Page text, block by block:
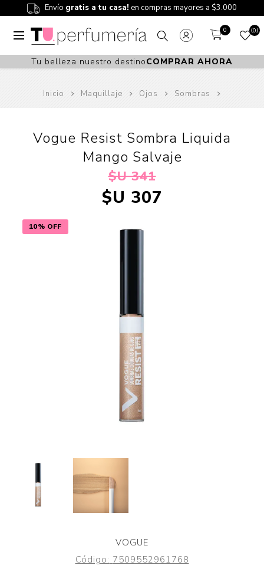
Envío gratis a tu casa! en compras mayores a $3.000
0 0
Tu belleza nuestro destinoCOMPRAR AHORA
Inicio Maquillaje Ojos Sombras
10% OFF
Vogue Resist Sombra Liquida
Mango Salvaje
$U 341
$U 307
VOGUE
Código: 7509552961768